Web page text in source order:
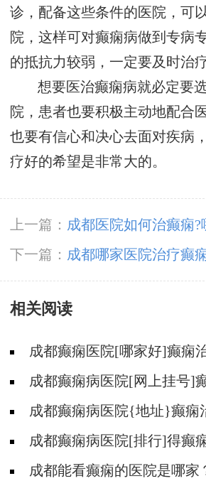
诊，配备这些条件的医院，可
院，这样可对癫痫病做到专病
的抵抗力较弱，一定要及时治疗
想要医治癫痫病就必定要
院，患者也要积极主动地配合
也要有信心和决心去面对疾病
疗好的希望是非常大的。
上一篇： 成都医院如何治癫痫
者不能吃?
下一篇： 成都哪家医院治疗癫
癫痫的原因?
相关阅读
成都癫痫医院[哪家好]癫痫
吗?成都癫痫病医院[网上挂号]
意什么?
成都癫痫病医院{地址}癫痫
是犯病?
成都癫痫病医院[排行]得癫
么?成都能看癫痫的医院是哪家